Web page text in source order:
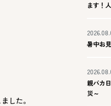
した。
ます！
暑中お
親バカ
災～